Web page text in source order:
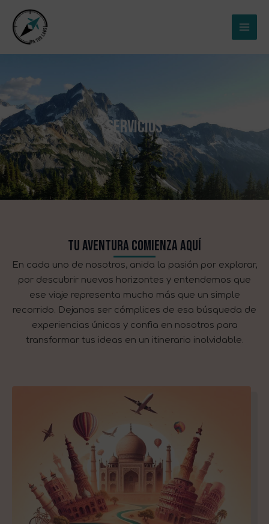
contenido
SERVICIOS
TU AVENTURA COMIENZA AQUÍ
En cada uno de nosotros, anida la pasión por explorar,
por descubrir nuevos horizontes y entendemos que
ese viaje representa mucho más que un simple
recorrido. Dejanos ser cómplices de esa búsqueda de
experiencias únicas y confia en nosotros para
transformar tus ideas en un itinerario inolvidable.